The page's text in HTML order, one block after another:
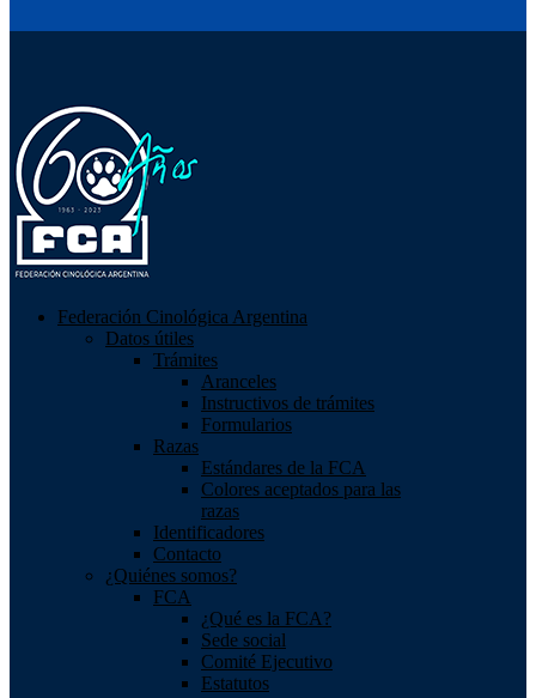
Federación Cinológica Argentina
Datos útiles
Trámites
Aranceles
Instructivos de trámites
Formularios
Razas
Estándares de la FCA
Colores aceptados para las
razas
Identificadores
Contacto
¿Quiénes somos?
FCA
¿Qué es la FCA?
Sede social
Comité Ejecutivo
Estatutos